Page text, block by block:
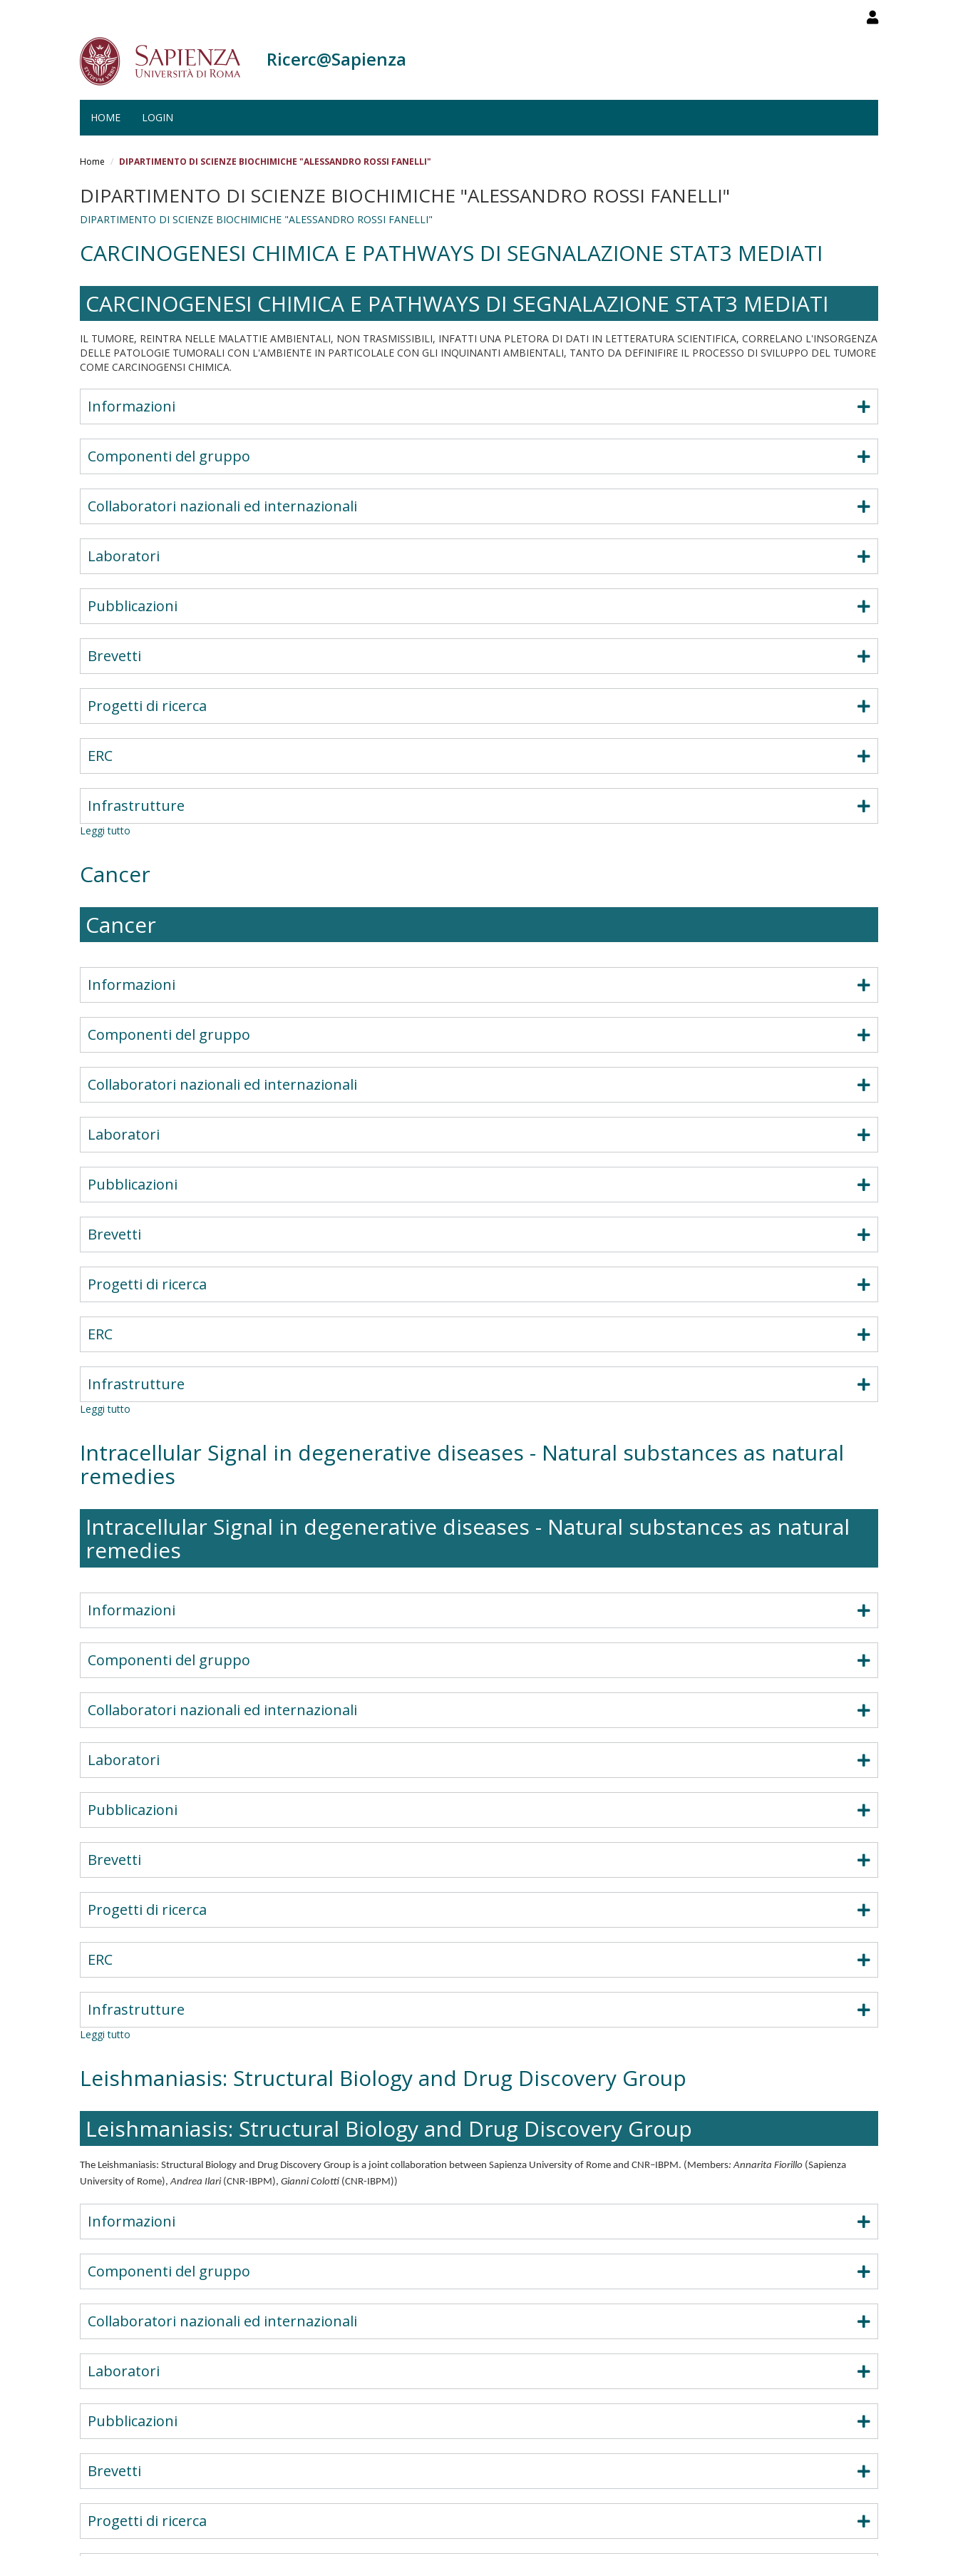
Ricerc@Sapienza
HOME LOGIN
Home DIPARTIMENTO DI SCIENZE BIOCHIMICHE "ALESSANDRO ROSSI FANELLI"
DIPARTIMENTO DI SCIENZE BIOCHIMICHE "ALESSANDRO ROSSI FANELLI"
DIPARTIMENTO DI SCIENZE BIOCHIMICHE "ALESSANDRO ROSSI FANELLI"
CARCINOGENESI CHIMICA E PATHWAYS DI SEGNALAZIONE STAT3 MEDIATI
CARCINOGENESI CHIMICA E PATHWAYS DI SEGNALAZIONE STAT3 MEDIATI
IL TUMORE, REINTRA NELLE MALATTIE AMBIENTALI, NON TRASMISSIBILI, INFATTI UNA PLETORA DI DATI IN LETTERATURA SCIENTIFICA, CORRELANO L'INSORGENZA
DELLE PATOLOGIE TUMORALI CON L'AMBIENTE IN PARTICOLALE CON GLI INQUINANTI AMBIENTALI, TANTO DA DEFINIFIRE IL PROCESSO DI SVILUPPO DEL TUMORE
COME CARCINOGENSI CHIMICA.
Informazioni
Componenti del gruppo
Collaboratori nazionali ed internazionali
Laboratori
Pubblicazioni
Brevetti
Progetti di ricerca
ERC
Infrastrutture
Leggi tutto
E
STAT3
MEDIATI
Cancer
Cancer
Informazioni
Componenti del gruppo
Collaboratori nazionali ed internazionali
Laboratori
Pubblicazioni
Brevetti
Progetti di ricerca
ERC
Infrastrutture
Leggi tutto
Intracellular Signal in degenerative diseases - Natural substances as natural
remedies
Intracellular Signal in degenerative diseases - Natural substances as natural
remedies
Informazioni
Componenti del gruppo
Collaboratori nazionali ed internazionali
Laboratori
Pubblicazioni
Brevetti
Progetti di ricerca
ERC
Infrastrutture
Leggi tutto
in
Natural
substances
as
natural
Leishmaniasis: Structural Biology and Drug Discovery Group
Leishmaniasis: Structural Biology and Drug Discovery Group
The Leishmaniasis: Structural Biology and Drug Discovery Group is a joint collaboration between Sapienza University of Rome and CNR–IBPM. (Members: Annarita Fiorillo (Sapienza
University of Rome),Andrea Ilari (CNR-IBPM), Gianni Colotti (CNR-IBPM))
Informazioni
Componenti del gruppo
Collaboratori nazionali ed internazionali
Laboratori
Pubblicazioni
Brevetti
Progetti di ricerca